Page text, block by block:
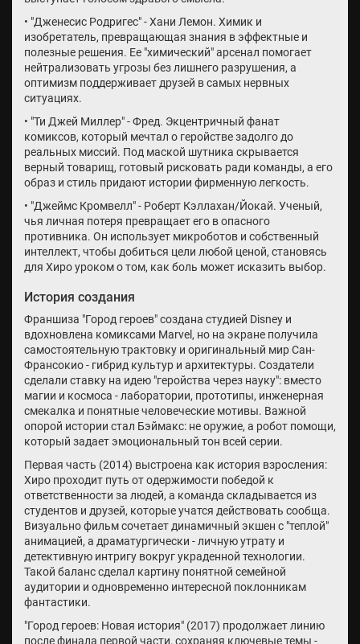
• "Дженесис Родригес" - Хани Лемон. Химик и
изобретатель, превращающая знания в эффектные и
полезные решения. Ее "химический" арсенал помогает
нейтрализовать угрозы без лишнего разрушения, а
оптимизм поддерживает друзей в самых нервных
ситуациях.
• "Ти Джей Миллер" - Фред. Экцентричный фанат
комиксов, который мечтал о геройстве задолго до
реальных миссий. Под маской шутника скрывается
верный товарищ, готовый рисковать ради команды, а его
образ и стиль придают истории фирменную легкость.
• "Джеймс Кромвелл" - Роберт Кэллахан/Йокай. Ученый,
чья личная потеря превращает его в опасного
противника. Он использует микроботов и собственный
интеллект, чтобы добиться цели любой ценой, становясь
для Хиро уроком о том, как боль может исказить выбор.
История создания
Франшиза "Город героев" создана студией Disney и
вдохновлена комиксами Marvel, но на экране получила
самостоятельную трактовку и оригинальный мир Сан-
Франсокио - гибрид культур и архитектуры. Создатели
сделали ставку на идею "геройства через науку": вместо
магии и космоса - лаборатории, прототипы, инженерная
смекалка и понятные человеческие мотивы. Важной
опорой истории стал Бэймакс: не оружие, а робот помощи,
который задает эмоциональный тон всей серии.
Первая часть (2014) выстроена как история взросления:
Хиро проходит путь от одержимости победой к
ответственности за людей, а команда складывается из
студентов и друзей, которые учатся действовать сообща.
Визуально фильм сочетает динамичный экшен с "теплой"
анимацией, а драматургически - личную утрату и
детективную интригу вокруг украденной технологии.
Такой баланс сделал картину понятной семейной
аудитории и одновременно интересной поклонникам
фантастики.
"Город героев: Новая история" (2017) продолжает линию
после финала первой части, сохраняя ключевые темы -